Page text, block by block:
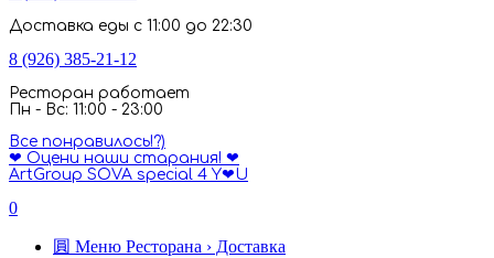
Доставка еды с 11:00 до 22:30
8 (926) 385-21-12
Ресторан работает
Пн - Вс: 11:00 - 23:00
Все понравилось!?)
❤ Оцени наши старания! ❤
ArtGroup SOVA special 4 Y❤U
0
圓 Меню Ресторана › Доставка